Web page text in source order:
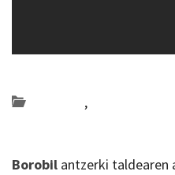
,
Borobil antzerki taldearen